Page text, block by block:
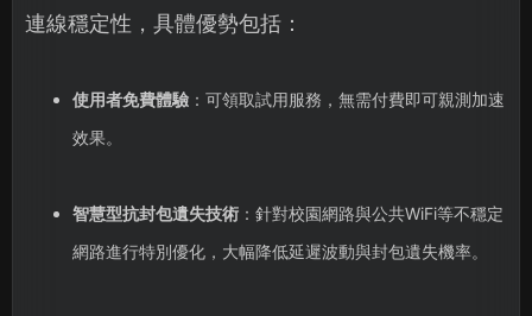
連線穩定性，具體優勢包括：
使用者免費體驗：可領取試用服務，無需付費即可親測加速
效果。
智慧型抗封包遺失技術：針對校園網路與公共WiFi等不穩定
網路進行特別優化，大幅降低延遲波動與封包遺失機率。